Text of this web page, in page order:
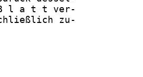
l a t t ver-
zu-